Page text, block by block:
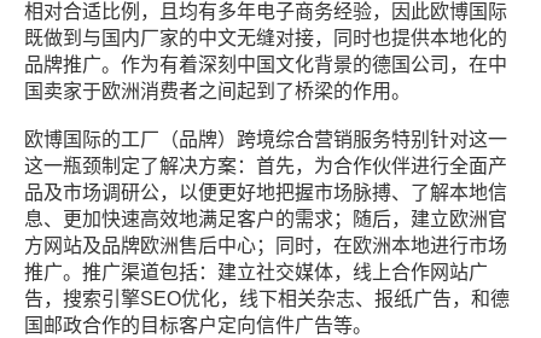
相对合适比例，且均有多年电子商务经验，因此欧博国际
既做到与国内厂家的中文无缝对接，同时也提供本地化的
品牌推广。作为有着深刻中国文化背景的德国公司，在中
国卖家于欧洲消费者之间起到了桥梁的作用。
欧博国际的工厂（品牌）跨境综合营销服务特别针对这一
这一瓶颈制定了解决方案：首先，为合作伙伴进行全面产
品及市场调研公，以便更好地把握市场脉搏、了解本地信
息、更加快速高效地满足客户的需求；随后，建立欧洲官
方网站及品牌欧洲售后中心；同时，在欧洲本地进行市场
推广。推广渠道包括：建立社交媒体，线上合作网站广
告，搜索引擎SEO优化，线下相关杂志、报纸广告，和德
国邮政合作的目标客户定向信件广告等。